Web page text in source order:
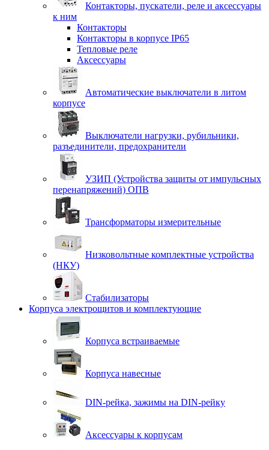
Контакторы, пускатели, реле и аксессуары
к ним
Контакторы
Контакторы в корпусе IP65
Тепловые реле
Аксессуары
Автоматические выключатели в литом
корпусе
Выключатели нагрузки, рубильники,
разъединители, предохранители
УЗИП (Устройства защиты от импульсных
перенапряжений) ОПВ
Трансформаторы измерительные
Низковольтные комплектные устройства
(НКУ)
Стабилизаторы
Корпуса электрощитов и комплектующие
Корпуса встраиваемые
Корпуса навесные
DIN-рейка, зажимы на DIN-рейку
Аксессуары к корпусам